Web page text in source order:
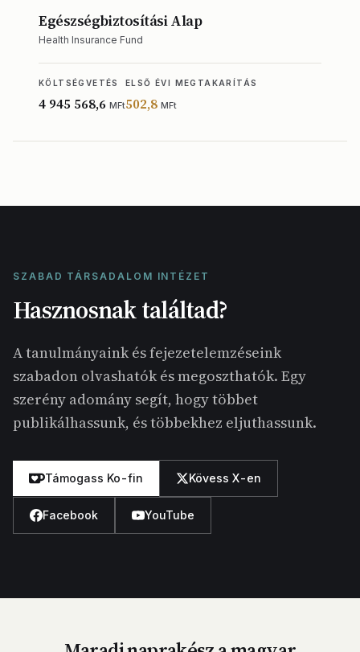
Egészségbiztosítási Alap
Health Insurance Fund
KÖLTSÉGVETÉS
4 945 568,6 MFt
ELSŐ ÉVI MEGTAKARÍTÁS
502,8 MFt
SZABAD TÁRSADALOM INTÉZET
Hasznosnak találtad?
A tanulmányaink és fejezetelemzéseink
szabadon olvashatók és megoszthatók. Egy
szerény adomány segít, hogy többet
publikálhassunk, és többekhez eljuthassunk.
Támogass Ko-fin Kövess X-en
Facebook YouTube